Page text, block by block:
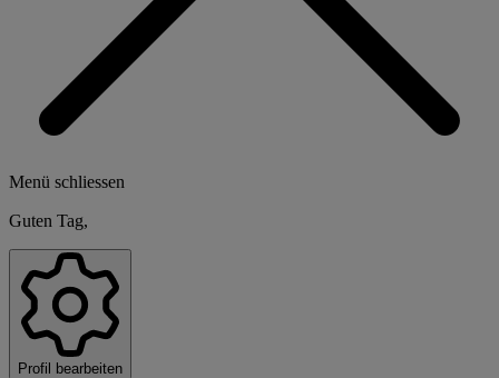
Menü schliessen
Guten Tag,
Profil bearbeiten